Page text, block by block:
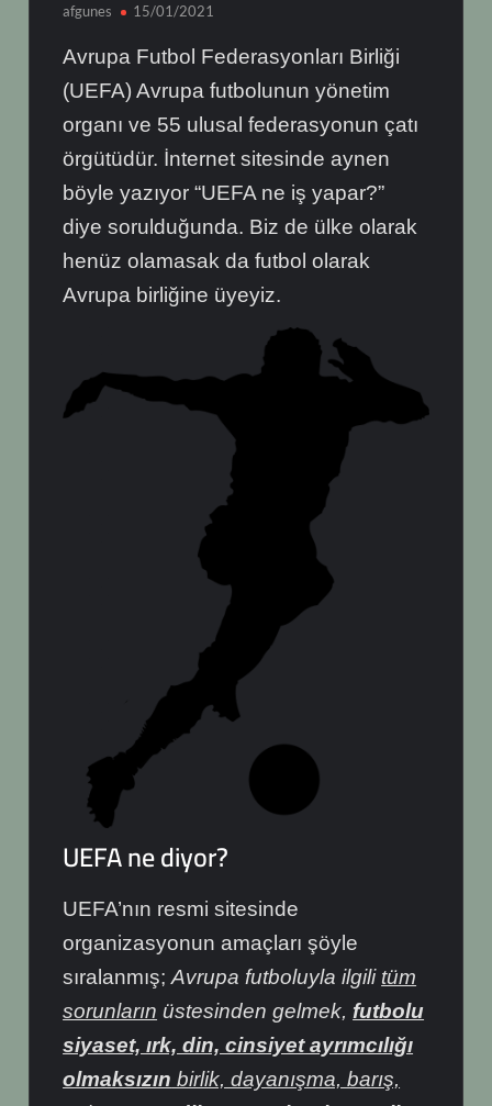
afgunes 15/01/2021
Avrupa Futbol Federasyonları Birliği
(UEFA) Avrupa futbolunun yönetim
organı ve 55 ulusal federasyonun çatı
örgütüdür. İnternet sitesinde aynen
böyle yazıyor “UEFA ne iş yapar?”
diye sorulduğunda. Biz de ülke olarak
henüz olamasak da futbol olarak
Avrupa birliğine üyeyiz.
UEFA ne diyor?
UEFA’nın resmi sitesinde
organizasyonun amaçları şöyle
sıralanmış;Avrupa futboluyla ilgili tüm
sorunların üstesinden gelmek,futbolu
siyaset, ırk, din, cinsiyet ayrımcılığı
olmaksızın birlik, dayanışma, barış,